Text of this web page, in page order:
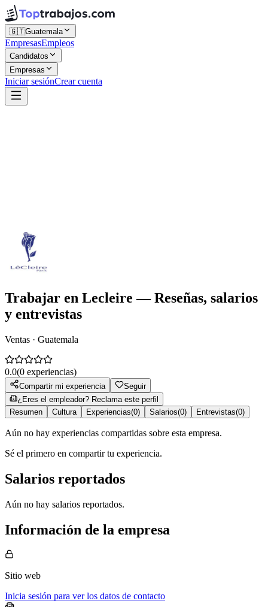
🇬🇹Guatemala
EmpresasEmpleos
Candidatos
Empresas
Iniciar sesiónCrear cuenta
Trabajar en Lecleire — Reseñas, salarios
y entrevistas
Ventas · Guatemala
0.0(0 experiencias)
Compartir mi experiencia
Seguir
¿Eres el empleador? Reclama este perfil
Resumen
Cultura Experiencias(0) Salarios(0) Entrevistas(0)
Aún no hay experiencias compartidas sobre esta empresa.
Sé el primero en compartir tu experiencia.
Salarios reportados
Aún no hay salarios reportados.
Información de la empresa
Sitio web
Inicia sesión para ver los datos de contacto